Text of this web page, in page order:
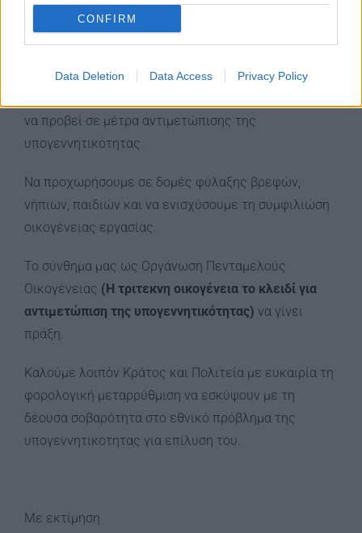
CONFIRM
Data Deletion Data Access Privacy Policy
πρώτης κατοικίας ή ενοικίου μέχρι €2000 σε κάθε
σύζυγο/συμβίο για τους τρίτεκνους.
Το κράτος και η πολιτεία άμεσα θα πρέπει να
να προβεί σε μέτρα αντιμετώπισης της
υπογεννητικότητας.
Να προχωρήσουμε σε δομές φύλαξης βρεφών,
νήπιων, παιδιών και να ενισχύσουμε τη συμφιλιώση
οικογένειας εργασίας.
Το σύνθημα μας ως Οργάνωση Πενταμελούς
Οικογένειας (Η τριτεκνη οικογένεια το κλειδί για
αντιμετώπιση της υπογεννητικότητας) να γίνει
πράξη.
Καλούμε λοιπόν Κράτος και Πολιτεία με ευκαιρία τη
φορολογική μεταρρύθμιση να εσκύψουν με τη
δέουσα σοβαρότητα στο εθνικό πρόβλημα της
υπογεννητικοτητας για επίλυση του.
Με εκτίμηση